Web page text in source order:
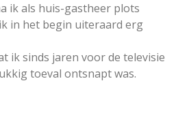
ik als huis-gastheer plots
in het begin uiteraard erg
ik sinds jaren voor de televisie
toeval ontsnapt was.